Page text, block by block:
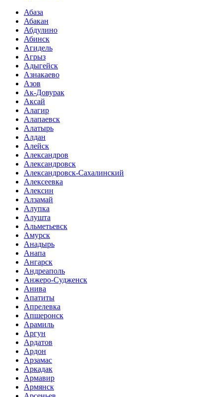
Абаза
Абакан
Абдулино
Абинск
Агидель
Агрыз
Адыгейск
Азнакаево
Азов
Ак-Довурак
Аксай
Алагир
Алапаевск
Алатырь
Алдан
Алейск
Александров
Александровск
Александровск-Сахалинский
Алексеевка
Алексин
Алзамай
Алупка
Алушта
Альметьевск
Амурск
Анадырь
Анапа
Ангарск
Андреаполь
Анжеро-Судженск
Анива
Апатиты
Апрелевка
Апшеронск
Арамиль
Аргун
Ардатов
Ардон
Арзамас
Аркадак
Армавир
Армянск